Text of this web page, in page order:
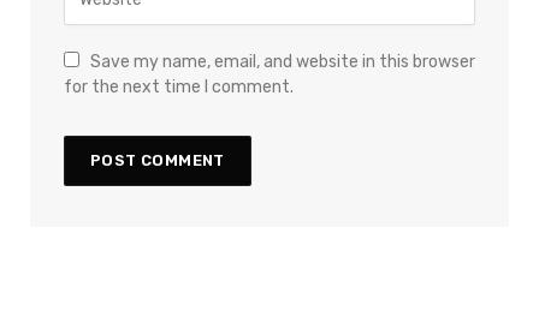
Save my name, email, and website in this browser
for the next time I comment.